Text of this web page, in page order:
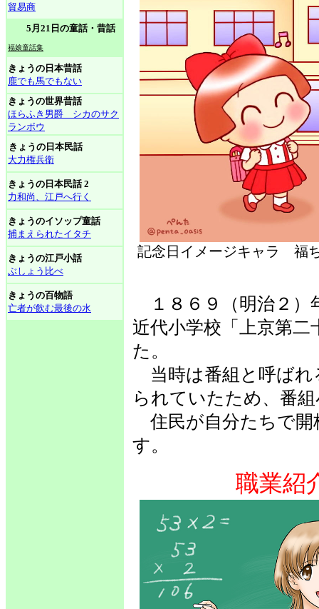
貿易商
5月21日の童話・昔話
福娘童話集
きょうの日本昔話
鹿でも馬でもない
きょうの世界昔話
ほらふき男爵 シカのサク
ランボウ
きょうの日本民話
大力権兵衛
きょうの日本民話 2
力和尚、江戸へ行く
きょうのイソップ童話
捕まえられたイタチ
きょうの江戸小話
ぶしょう比べ
きょうの百物語
亡者が飲む最後の水
記念日イメージキャラ 福
１８６９（明治２）
近代小学校「上京第
た。
当時は番組と呼ばれ
られていたため、番
住民が自分たちで開
す。
職業紹